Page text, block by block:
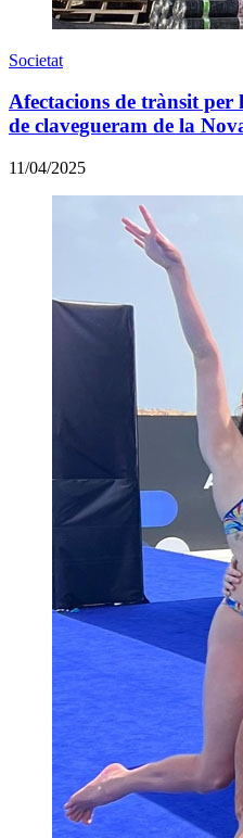
Societat
Afectacions de trànsit per
de clavegueram de la
11/04/2025